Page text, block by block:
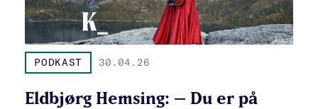
PODKAST 30.04.26
Eldbjørg Hemsing: – Du er på